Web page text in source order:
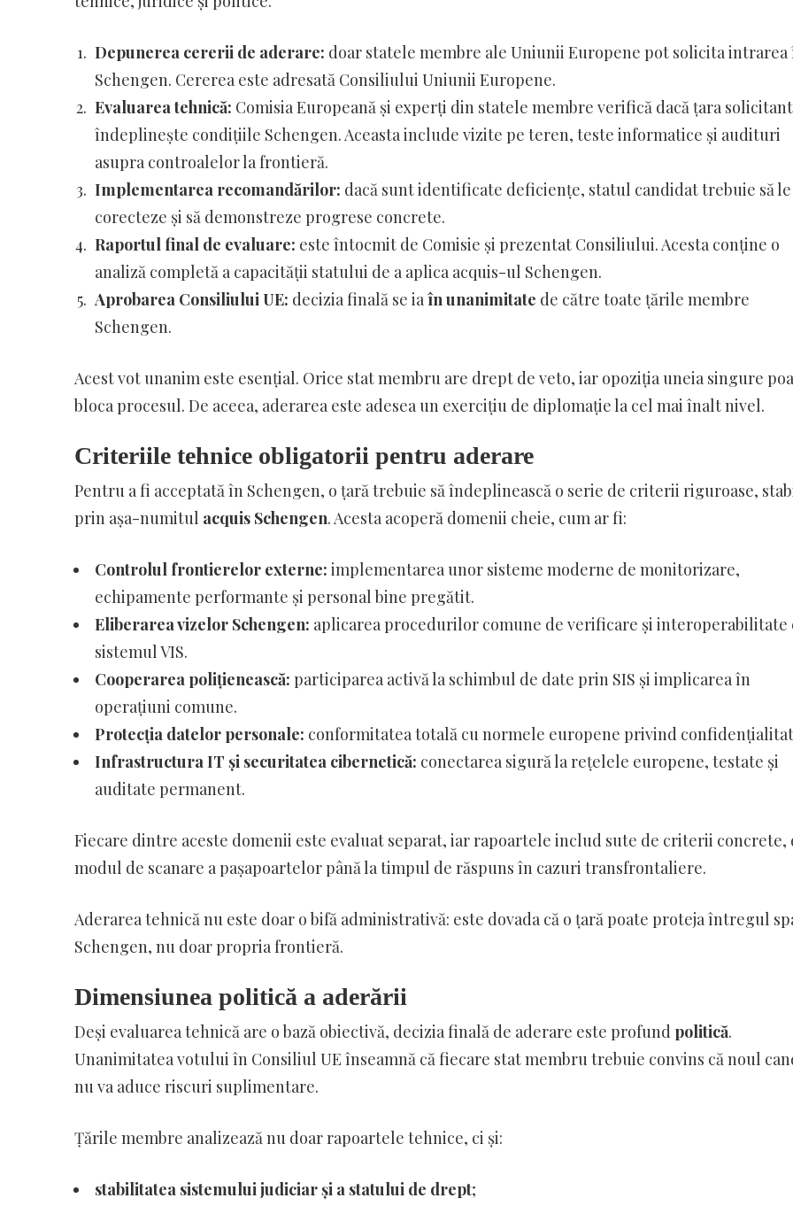
Depunerea cererii de aderare: doar statele membre ale Uniunii Europene pot solicita intrarea
Schengen. Cererea este adresată Consiliului Uniunii Europene.
Evaluarea tehnică: Comisia Europeană și experți din statele membre verifică dacă țara
îndeplinește condițiile Schengen. Aceasta include vizite pe teren, teste informatice și audituri
asupra controalelor la frontieră.
Implementarea recomandărilor: dacă sunt identificate deficiențe, statul candidat trebuie să le
corecteze și să demonstreze progrese concrete.
Raportul final de evaluare: este întocmit de Comisie și prezentat Consiliului. Acesta conține o
analiză completă a capacității statului de a aplica acquis-ul Schengen.
Aprobarea Consiliului UE: decizia finală se ia în unanimitate de către toate țările membre
Schengen.
Acest vot unanim este esențial. Orice stat membru are drept de veto, iar opoziția uneia singure
bloca procesul. De aceea, aderarea este adesea un exercițiu de diplomație la cel mai înalt nivel.
Criteriile tehnice obligatorii pentru aderare
Pentru a fi acceptată în Schengen, o țară trebuie să îndeplinească o serie de criterii riguroase,
prin așa-numitul acquis Schengen. Acesta acoperă domenii cheie, cum ar fi:
Controlul frontierelor externe: implementarea unor sisteme moderne de monitorizare,
echipamente performante și personal bine pregătit.
Eliberarea vizelor Schengen: aplicarea procedurilor comune de verificare și interoperabilitate
sistemul VIS.
Cooperarea polițienească: participarea activă la schimbul de date prin SIS și implicarea în
operațiuni comune.
Protecția datelor personale: conformitatea totală cu normele europene privind
Infrastructura IT și securitatea cibernetică: conectarea sigură la rețelele europene, testate și
auditate permanent.
Fiecare dintre aceste domenii este evaluat separat, iar rapoartele includ sute de criterii concrete,
modul de scanare a pașapoartelor până la timpul de răspuns în cazuri transfrontaliere.
Aderarea tehnică nu este doar o bifă administrativă: este dovada că o țară poate proteja întregul
Schengen, nu doar propria frontieră.
Dimensiunea politică a aderării
Deși evaluarea tehnică are o bază obiectivă, decizia finală de aderare este profund politică.
Unanimitatea votului în Consiliul UE înseamnă că fiecare stat membru trebuie convins că noul
nu va aduce riscuri suplimentare.
Țările membre analizează nu doar rapoartele tehnice, ci și:
stabilitatea sistemului judiciar și a statului de drept;